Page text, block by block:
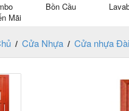
Mãi
Bồn Cầu
/ Cửa Nhựa / Cửa nhựa